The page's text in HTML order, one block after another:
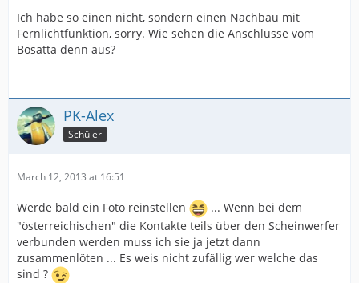
Ich habe so einen nicht, sondern einen Nachbau mit
Fernlichtfunktion, sorry. Wie sehen die Anschlüsse vom
Bosatta denn aus?
PK-Alex
Schüler
March 12, 2013 at 16:51
Werde bald ein Foto reinstellen
... Wenn bei dem
"österreichischen" die Kontakte teils über den Scheinwerfer
verbunden werden muss ich sie ja jetzt dann
zusammenlöten ... Es weis nicht zufällig wer welche das
sind ?